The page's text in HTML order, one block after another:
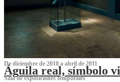
De diciembre de 2010 a abril de 2011
Águila real, símbolo
Sala de exposiciones temporales